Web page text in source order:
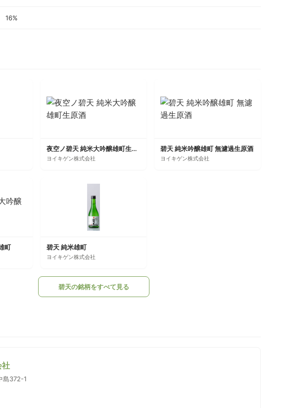
16%
夜空ノ碧天 純米大吟醸雄町生原酒
ヨイキゲン株式会社
碧天 純米吟醸雄町 無濾過生原酒
ヨイキゲン株式会社
町 碧天 純米雄町
ヨイキゲン株式会社
碧天の銘柄をすべて見る
社
島372-1